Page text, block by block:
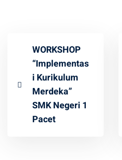
WORKSHOP
“Implementas
i Kurikulum
Merdeka”
SMK Negeri 1
Pacet